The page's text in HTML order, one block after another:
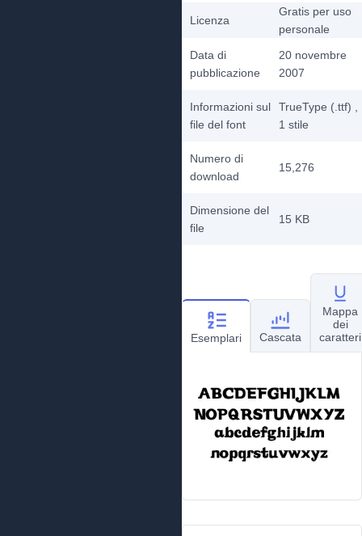
Licenza
Gratis per uso
personale
Data di
pubblicazione
20 novembre
2007
Informazioni sul
file del font
TrueType (.ttf)
1 stile
Numero di
download
15,276
Dimensione del
file
15 KB
Esemplari Cascata
Mappa
dei
caratteri